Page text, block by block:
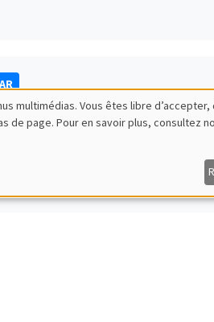
multimédias. Vous êtes libre d’accepter,
de page. Pour en savoir plus, consultez